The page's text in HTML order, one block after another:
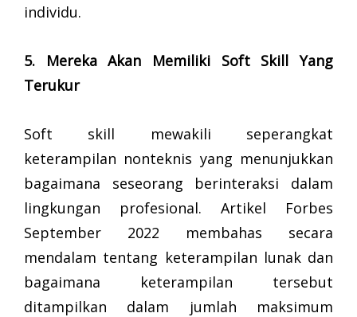
individu.
5. Mereka Akan Memiliki Soft Skill Yang
Terukur
Soft skill mewakili seperangkat
keterampilan nonteknis yang menunjukkan
bagaimana seseorang berinteraksi dalam
lingkungan profesional. Artikel Forbes
September 2022 membahas secara
mendalam tentang keterampilan lunak dan
bagaimana keterampilan tersebut
ditampilkan dalam jumlah maksimum